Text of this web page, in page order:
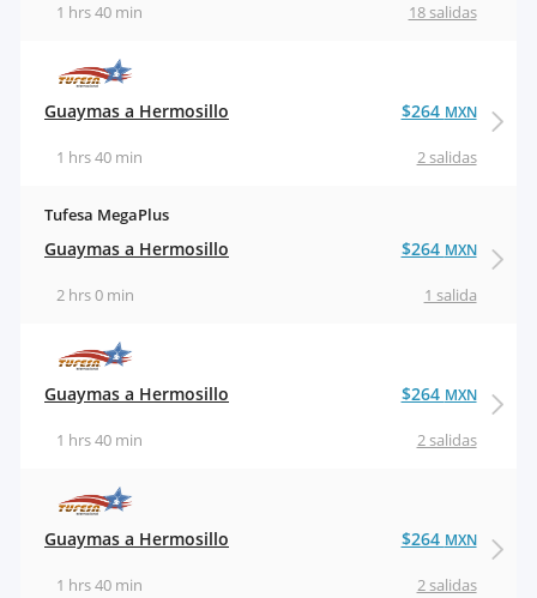
18 salidas
1 hrs 40 min
Guaymas a Hermosillo
2 salidas
1 hrs 40 min
$264 MXN
Tufesa MegaPlus
Guaymas a Hermosillo
1 salida
2 hrs 0 min
$264 MXN
Guaymas a Hermosillo
2 salidas
1 hrs 40 min
$264 MXN
Guaymas a Hermosillo
2 salidas
1 hrs 40 min
$264 MXN